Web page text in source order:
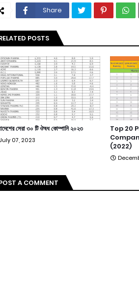
Share
POSTS
সেরা ৩০ টি ঔষধ কোম্পানি ২০২৩
July 07, 2023
Top 20
(2022)
A COMMENT